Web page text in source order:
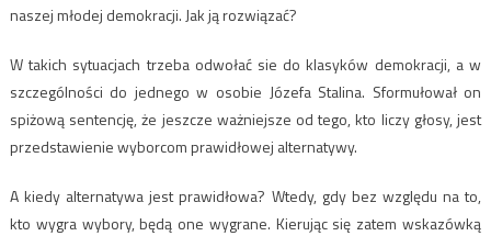
naszej młodej demokracji. Jak ją rozwiązać?
W takich sytuacjach trzeba odwołać sie do klasyków demokracji, a w
szczególności do jednego w osobie Józefa Stalina. Sformułował on
spiżową sentencję, że jeszcze ważniejsze od tego, kto liczy głosy, jest
przedstawienie wyborcom prawidłowej alternatywy.
A kiedy alternatywa jest prawidłowa? Wtedy, gdy bez względu na to,
kto wygra wybory, będą one wygrane. Kierując się zatem wskazówką